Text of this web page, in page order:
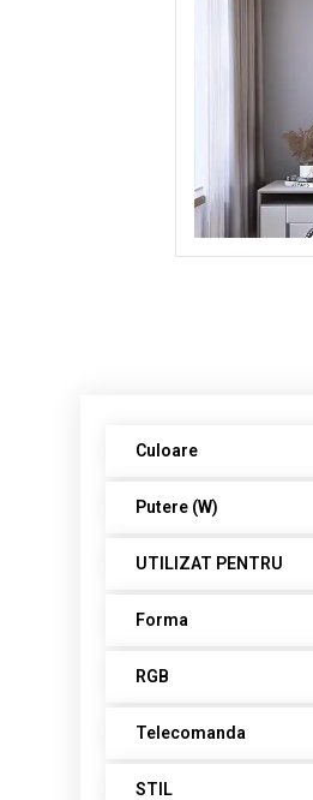
Culoare
Putere (W)
UTILIZAT PENTRU
Forma
RGB
Telecomanda
STIL